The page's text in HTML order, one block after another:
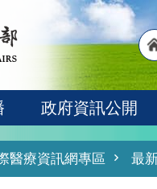
政府資訊公開
醫療資訊網專區 最